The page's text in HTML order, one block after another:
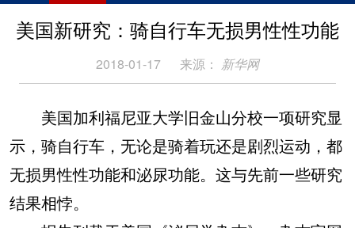
美国新研究：骑自行车无损男性性功能
2018-01-17 来源： 新华网
美国加利福尼亚大学旧金山分校一项研究显
示，骑自行车，无论是骑着玩还是剧烈运动，都
无损男性性功能和泌尿功能。这与先前一些研究
结果相悖。